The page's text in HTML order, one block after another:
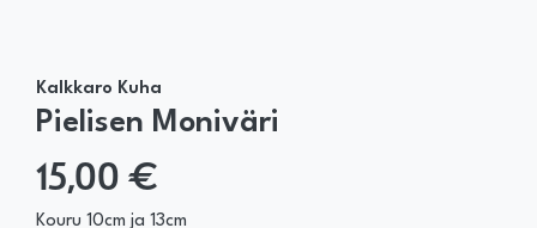
Kalkkaro Kuha
Pielisen Moniväri
15,00 €
Kouru 10cm ja 13cm